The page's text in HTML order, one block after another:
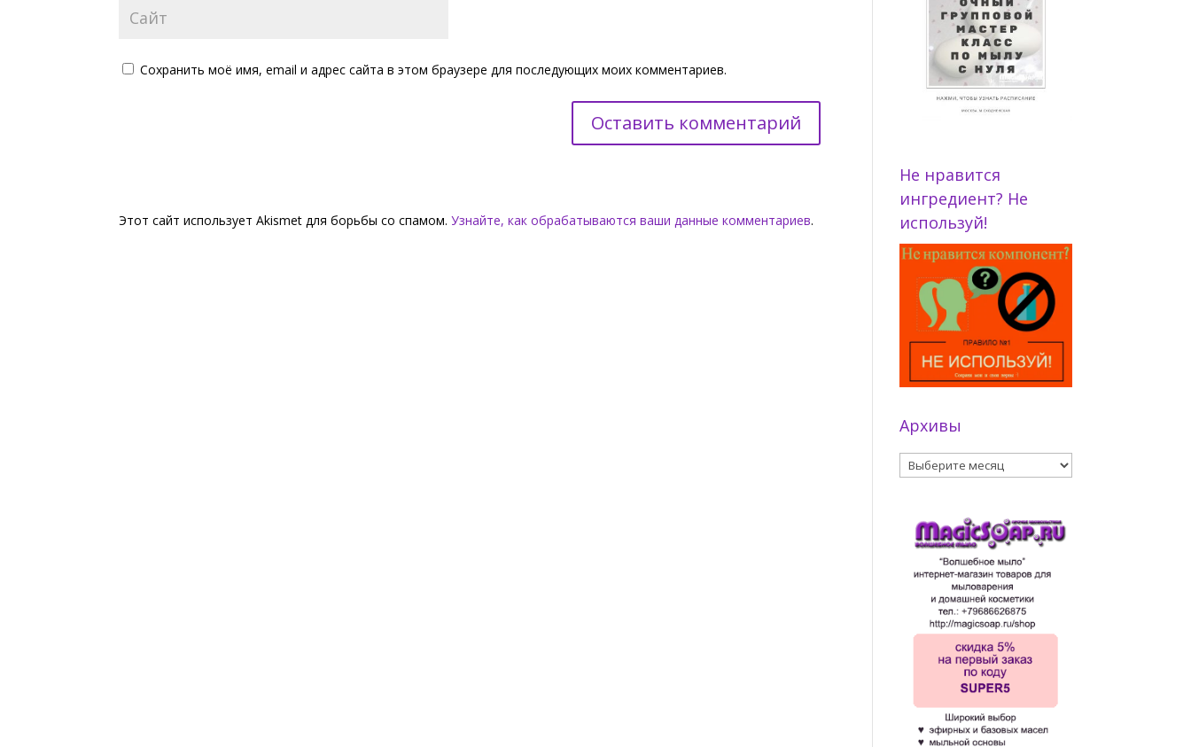
Сохранить моё имя, email и адрес сайта в этом браузере для последующих моих комментариев.
Этот сайт использует Akismet для борьбы со спамом.Узнайте, как обрабатываются ваши данные комментариев.
Не нравится
ингредиент? Не
используй!
Архивы
Архивы